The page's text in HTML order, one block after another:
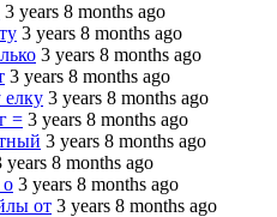
3 years 8 months ago
3 years 8 months ago
3 years 8 months ago
3 years 8 months ago
3 years 8 months ago
= 3 years 8 months ago
3 years 8 months ago
years 8 months ago
о 3 years 8 months ago
от 3 years 8 months ago